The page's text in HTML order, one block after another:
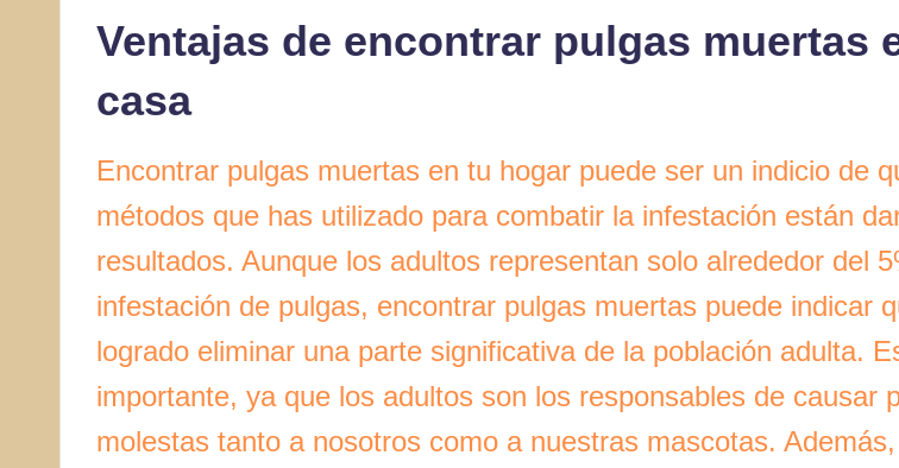
Ventajas de encontrar pulgas muertas
casa
Encontrar pulgas muertas en tu hogar puede ser un indicio de
métodos que has utilizado para combatir la infestación están
resultados. Aunque los adultos representan solo alrededor del
infestación de pulgas, encontrar pulgas muertas puede indicar
logrado eliminar una parte significativa de la población adulta.
importante, ya que los adultos son los responsables de causar
molestas tanto a nosotros como a nuestras mascotas.